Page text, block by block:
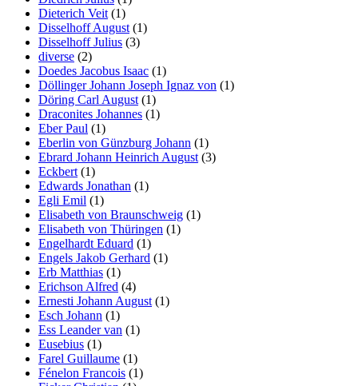
Dieterich Veit (1)
Disselhoff August (1)
Disselhoff Julius (3)
diverse (2)
Doedes Jacobus Isaac (1)
Döllinger Johann Joseph Ignaz von (1)
Döring Carl August (1)
Draconites Johannes (1)
Eber Paul (1)
Eberlin von Günzburg Johann (1)
Ebrard Johann Heinrich August (3)
Eckbert (1)
Edwards Jonathan (1)
Egli Emil (1)
Elisabeth von Braunschweig (1)
Elisabeth von Thüringen (1)
Engelhardt Eduard (1)
Engels Jakob Gerhard (1)
Erb Matthias (1)
Erichson Alfred (4)
Ernesti Johann August (1)
Esch Johann (1)
Ess Leander van (1)
Eusebius (1)
Farel Guillaume (1)
Fénelon Francois (1)